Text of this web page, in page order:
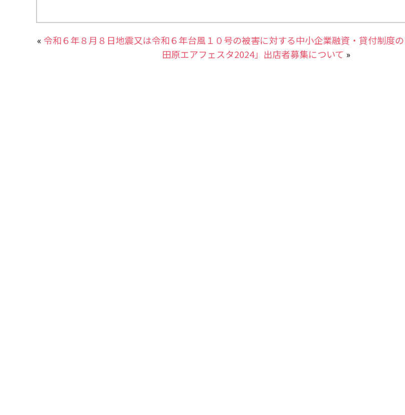
«令和６年８月８日地震又は令和６年台風１０号の被害に対する中小企業融資・貸付制度
田原エアフェスタ2024」出店者募集について »